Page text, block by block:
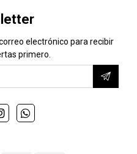
electrónico para recibir
primero.